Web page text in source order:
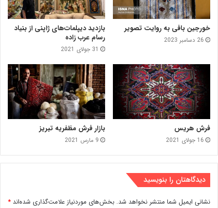
خورجین‌ بافی به روایت تصویر
26 دسامبر 2023
بازدید دیپلمات‌های ژاپنی از بنیاد
رسام عرب‌ زاده
31 جولای 2021
فرش هریس
16 جولای 2021
بازار فرش مظفریه تبریز
9 مارس 2021
دیدگاهتان را بنویسید
نشانی ایمیل شما منتشر نخواهد شد. بخش‌های موردنیاز علامت‌گذاری شده‌اند *